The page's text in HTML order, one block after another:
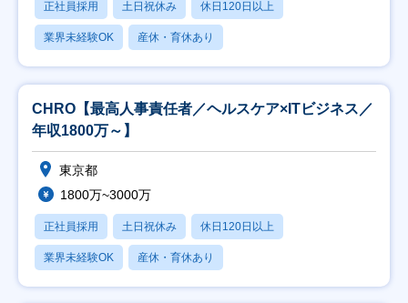
正社員採用 土日祝休み 休日120日以上
業界未経験OK 産休・育休あり
CHRO【最高人事責任者／ヘルスケア×ITビジネス／
年収1800万～】
東京都
1800万~3000万
正社員採用 土日祝休み 休日120日以上
業界未経験OK 産休・育休あり